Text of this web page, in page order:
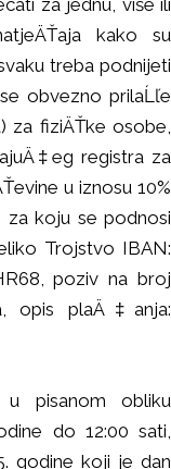
za jednu, više ili
kako su
treba podnijeti
obvezno prilaĹľe
za fiziÄŤke osobe,
registra za
u iznosu 10%
za koju se podnosi
Trojstvo IBAN:
poziv na broj
opis plaÄ‡anja:
u pisanom obliku
do 12:00 sati,
godine koji je dan